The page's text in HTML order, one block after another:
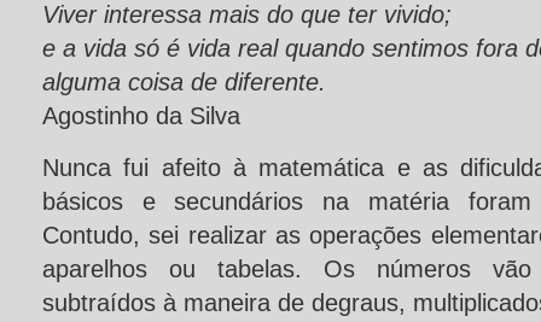
Viver interessa mais do que ter vivido;
e a vida só é vida real quando sentimos fora
alguma coisa de diferente.
Agostinho da Silva
Nunca fui afeito à matemática e as
básicos e secundários na matéria foram
Contudo, sei realizar as operações
aparelhos ou tabelas. Os números
subtraídos à maneira de degraus,